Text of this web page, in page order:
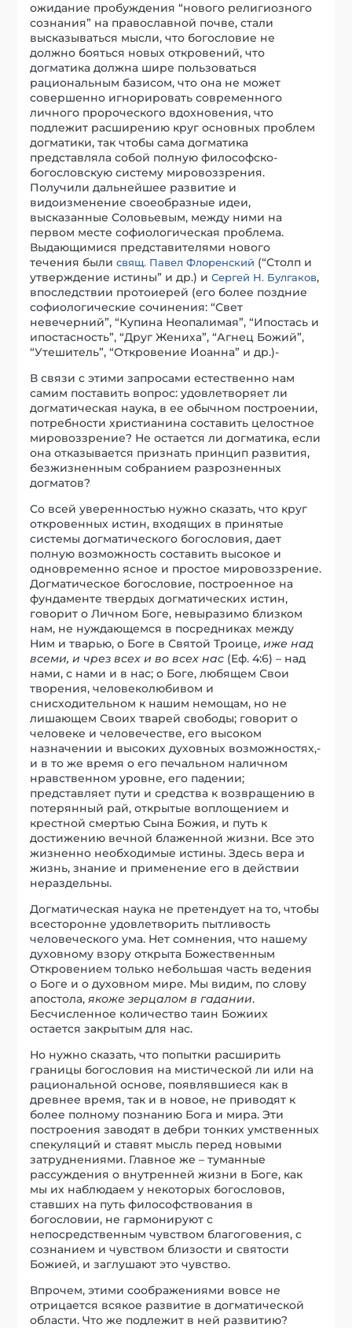
ожидание пробуждения “нового религиозного
сознания” на православной почве, стали
высказываться мысли, что богословие не
должно бояться новых откровений, что
догматика должна шире пользоваться
рациональным базисом, что она не может
совершенно игнорировать современного
личного пророческого вдохновения, что
подлежит расширению круг основных проблем
догматики, так чтобы сама догматика
представляла собой полную философско-
богословскую систему мировоззрения.
Получили дальнейшее развитие и
видоизменение своеобразные идеи,
высказанные Соловьевым, между ними на
первом месте софиологическая проблема.
Выдающимися представителями нового
течения былисвящ. Павел Флоренский (“Столп и
утверждение истины” и др.) иСергей Н. Булгаков,
впоследствии протоиерей (его более поздние
софиологические сочинения: “Свет
невечерний”, “Купина Неопалимая”, “Ипостась и
ипостасность”, “Друг Жениха”, “Агнец Божий”,
“Утешитель”, “Откровение Иоанна” и др.)-
В связи с этими запросами естественно нам
самим поставить вопрос: удовлетворяет ли
догматическая наука, в ее обычном построении,
потребности христианина составить целостное
мировоззрение? Не остается ли догматика, если
она отказывается признать принцип развития,
безжизненным собранием разрозненных
догматов?
Со всей уверенностью нужно сказать, что круг
откровенных истин, входящих в принятые
системы догматического богословия, дает
полную возможность составить высокое и
одновременно ясное и простое мировоззрение.
Догматическое богословие, построенное на
фундаменте твердых догматических истин,
говорит о Личном Боге, невыразимо близком
нам, не нуждающемся в посредниках между
Ним и тварью, о Боге в Святой Троице,иже над
всеми, и чрез всех и во всех нас (Еф. 4:6) – над
нами, с нами и в нас; о Боге, любящем Свои
творения, человеколюбивом и
снисходительном к нашим немощам, но не
лишающем Своих тварей свободы; говорит о
человеке и человечестве, его высоком
назначении и высоких духовных возможностях,-
и в то же время о его печальном наличном
нравственном уровне, его падении;
представляет пути и средства к возвращению в
потерянный рай, открытые воплощением и
крестной смертью Сына Божия, и путь к
достижению вечной блаженной жизни. Все это
жизненно необходимые истины. Здесь вера и
жизнь, знание и применение его в действии
нераздельны.
Догматическая наука не претендует на то, чтобы
всесторонне удовлетворить пытливость
человеческого ума. Нет сомнения, что нашему
духовному взору открыта Божественным
Откровением только небольшая часть ведения
о Боге и о духовном мире. Мы видим, по слову
апостола,якоже зерцалом в гадании.
Бесчисленное количество таин Божиих
остается закрытым для нас.
Но нужно сказать, что попытки расширить
границы богословия на мистической ли или на
рациональной основе, появлявшиеся как в
древнее время, так и в новое, не приводят к
более полному познанию Бога и мира. Эти
построения заводят в дебри тонких умственных
спекуляций и ставят мысль перед новыми
затруднениями. Главное же – туманные
рассуждения о внутренней жизни в Боге, как
мы их наблюдаем у некоторых богословов,
ставших на путь философствования в
богословии, не гармонируют с
непосредственным чувством благоговения, с
сознанием и чувством близости и святости
Божией, и заглушают это чувство.
Впрочем, этими соображениями вовсе не
отрицается всякое развитие в догматической
области. Что же подлежит в ней развитию?